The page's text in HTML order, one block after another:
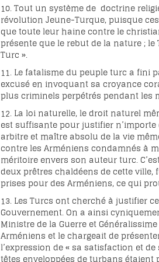
10. Tout un système de doctrine
révolution Jeune-Turque, puisque
que toute leur haine contre le
présente que le rebut de la nature ;
Turc ».
11. Le fatalisme du peuple turc a fini
excusé en invoquant sa croyance
plus criminels perpétrés pendant les
12. La loi naturelle, le droit naturel
est suffisante pour justifier
arbitre et maître absolu de la vie
contre les Arméniens condamnés à
méritoire envers son auteur turc.
deux prêtres chaldéens de cette
prises pour des Arméniens, ce qui
13. Les Turcs ont cherché à justifier
Gouvernement. On a ainsi
Ministre de la Guerre et
Arméniens et le chargeait de
l’expression de « sa satisfaction et